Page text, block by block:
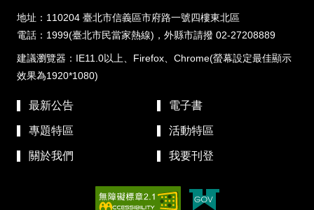
地址：110204 臺北市信義區市府路一號四樓東北區
電話：1999(臺北市民當家熱線)，外縣市請撥 02-27208889
建議瀏覽器：IE11.0以上、Firefox、Chrome(螢幕設定最佳顯示
效果為1920*1080)
最新公告 電子書
專題特區 活動特區
關於我們 我要刊登